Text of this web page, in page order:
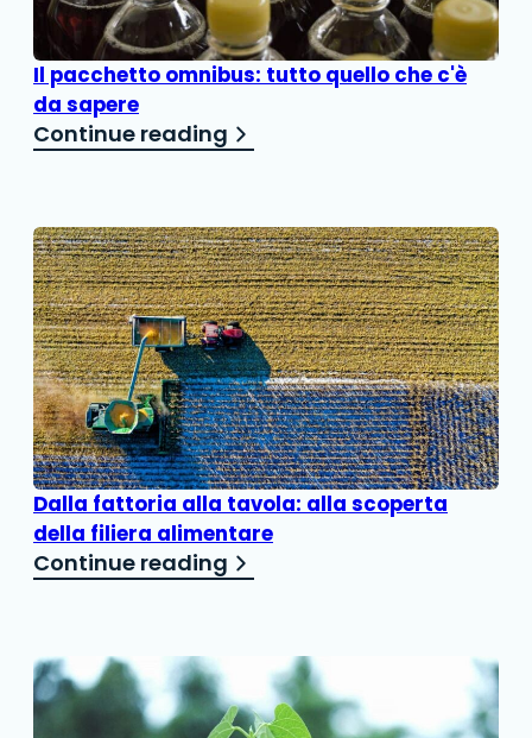
Il pacchetto omnibus: tutto quello che c'è
da sapere
Continue reading
Dalla fattoria alla tavola: alla scoperta
della filiera alimentare
Continue reading